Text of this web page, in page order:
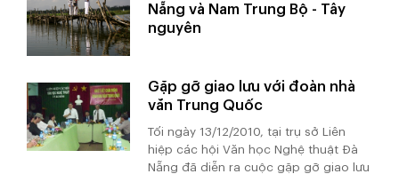
Nẵng và Nam Trung Bộ - Tây
nguyên
Gặp gỡ giao lưu với đoàn nhà
văn Trung Quốc
Tối ngày 13/12/2010, tại trụ sở Liên
hiệp các hội Văn học Nghệ thuật Đà
Nẵng đã diễn ra cuộc gặp gỡ giao lưu